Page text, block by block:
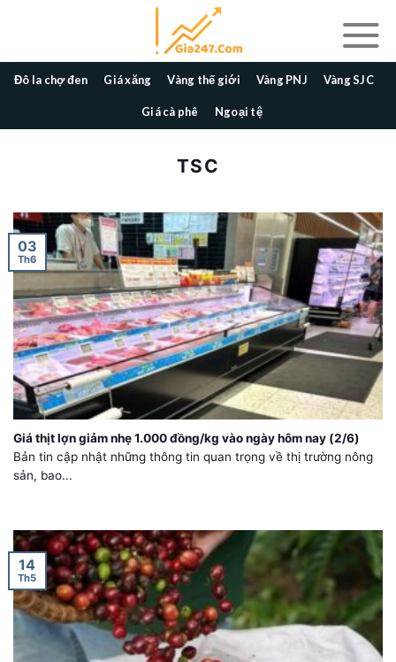
Đô la chợ đen Giá xăng Vàng thế giới Vàng PNJ Vàng SJC
Giá cà phê Ngoại tệ
TSC
Giá thịt lợn giảm nhẹ 1.000 đồng/kg vào ngày hôm nay (2/6)
Bản tin cập nhật những thông tin quan trọng về thị trường nông
sản, bao...
03
Th6
14
Th5